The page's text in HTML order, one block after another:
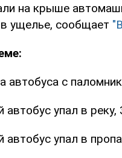
на крыше
ущелье, сообщает
автобуса с
автобус упал в реку,
автобус упал в